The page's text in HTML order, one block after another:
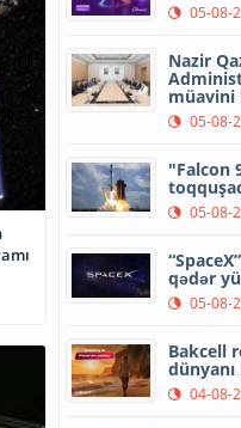
05-08-
Nazir
müavini
05-08-
"Falcon
05-08-
qədər
05-08-
Bakcell
04-08-